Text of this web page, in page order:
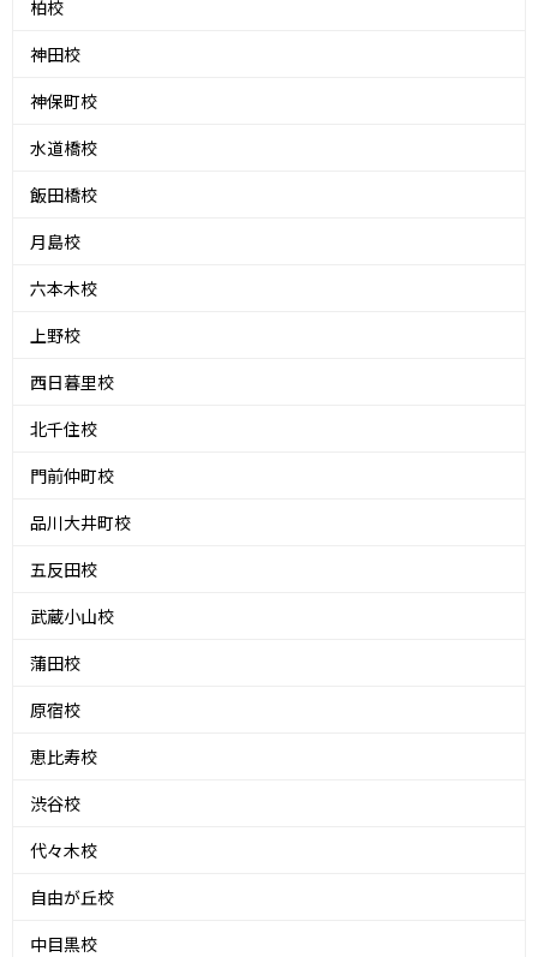
柏校
神田校
神保町校
水道橋校
飯田橋校
月島校
六本木校
上野校
西日暮里校
北千住校
門前仲町校
品川大井町校
五反田校
武蔵小山校
蒲田校
原宿校
恵比寿校
渋谷校
代々木校
自由が丘校
中目黒校